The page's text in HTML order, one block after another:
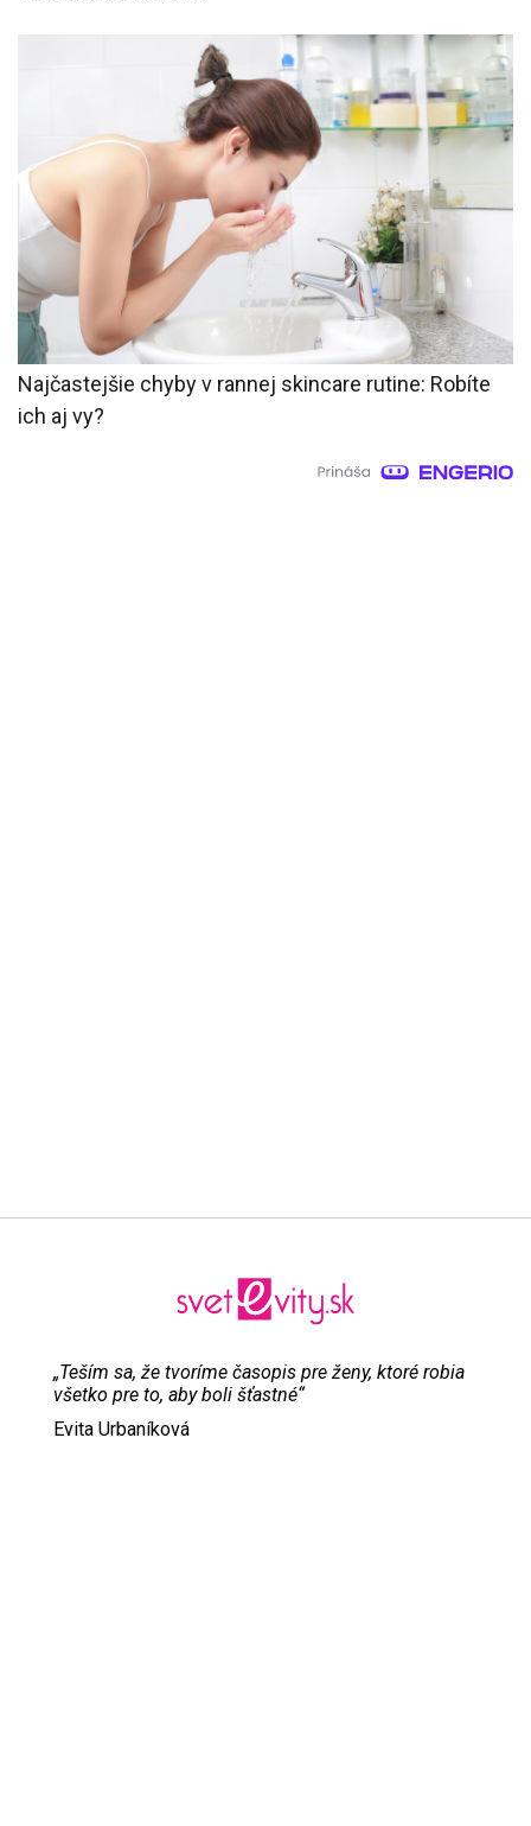
Najčastejšie chyby v rannej skincare rutine: Robíte
ich aj vy?
„Teším sa, že tvoríme časopis pre ženy, ktoré robia
všetko pre to, aby boli šťastné“
Evita Urbaníková